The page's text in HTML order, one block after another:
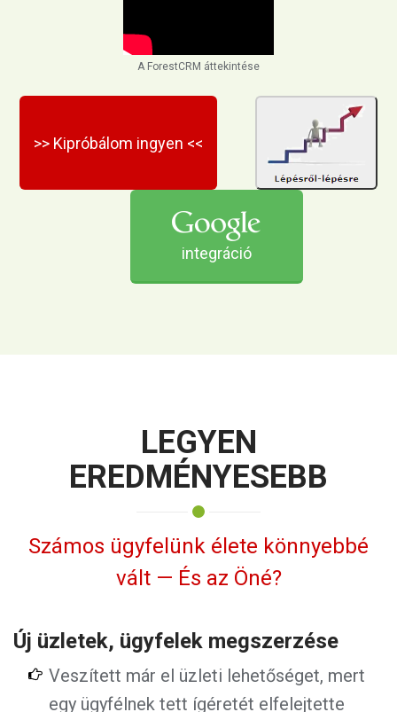
A ForestCRM áttekintése
>> Kipróbálom ingyen <<
integráció
LEGYEN
EREDMÉNYESEBB
Számos ügyfelünk élete könnyebbé
vált — És az Öné?
Új üzletek, ügyfelek megszerzése
Veszített már el üzleti lehetőséget, mert
egy ügyfélnek tett ígéretét elfelejtette